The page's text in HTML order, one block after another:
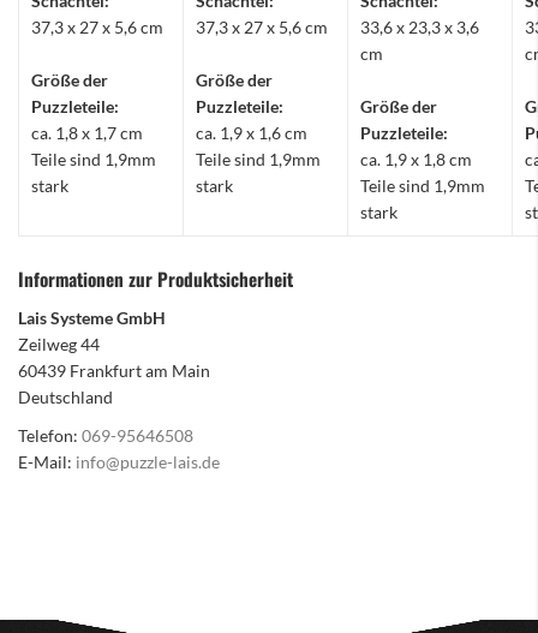
37,3 x 27 x 5,6 cm
Größe der
Puzzleteile:
ca. 1,8 x 1,7 cm
Teile sind 1,9mm
stark
37,3 x 27 x 5,6 cm
Größe der
Puzzleteile:
ca. 1,9 x 1,6 cm
Teile sind 1,9mm
stark
33,6 x 23,3 x 3,6
cm
Größe der
Puzzleteile:
ca. 1,9 x 1,8 cm
Teile sind 1,9mm
stark
Informationen zur Produktsicherheit
Lais Systeme GmbH
Zeilweg 44
60439 Frankfurt am Main
Deutschland
Telefon: 069-95646508
E-Mail: info@puzzle-lais.de